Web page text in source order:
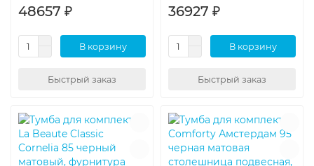
48657 ₽
В корзину
Быстрый заказ
36927 ₽
В корзину
Быстрый заказ